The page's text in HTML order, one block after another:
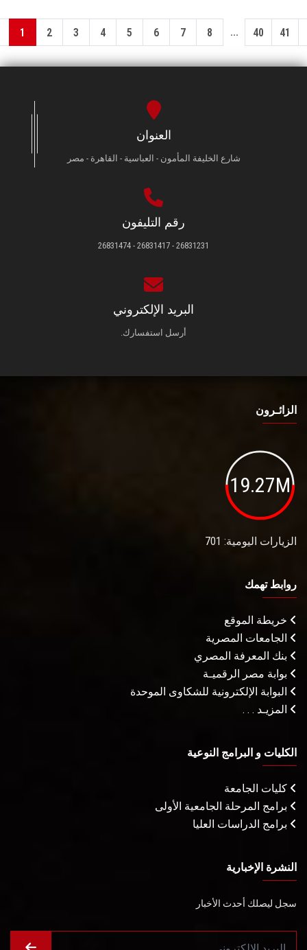
1 2 3 4 5 6 7 8 ... 40 41
العنوان
شارع الخليفة المأمون - العباسية - القاهرة - مصر
رقم التليفون
26831231 - 26831417 - 26831474
البريد الإلكتروني
أرسل استفسارك.
الزائـرون
19.27M
الزيارات اليومية: 701
روابط تهمك
خريطة الموقع
الجامعات المصرية
بنك المعرفة المصري
بوابة مصر الرقميـة
البوابة الإلكترونية للشكاوى الموحدة
المزيـد . . .
الكليات و البرامج النوعية
كليات الجامعة
برامج المرحلة الجامعية الأولى
برامج الدراسات العليا
النشرة الإخبارية
سجل ليصلك أحدث الأخبار